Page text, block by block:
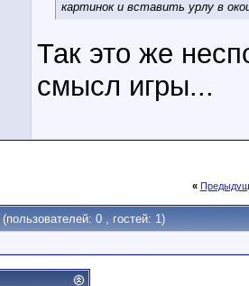
картинок и вставить урлу в
Так это же
смысл игры...
«
(пользователей: 0 , гостей: 1)